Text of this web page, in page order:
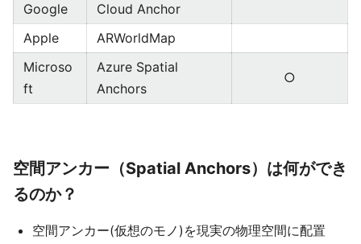
Google
Cloud Anchor
Apple
ARWorldMap
Microso
ft
Azure Spatial
Anchors
○
空間アンカー（Spatial Anchors）は何ができ
るのか？
空間アンカー(仮想のモノ)を現実の物理空間に配置